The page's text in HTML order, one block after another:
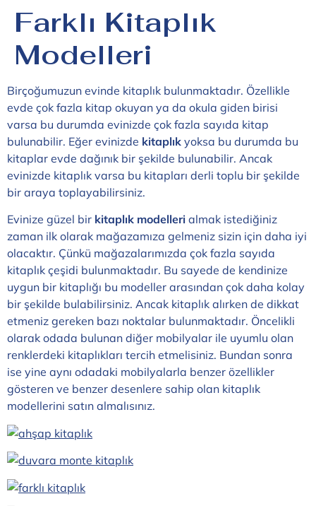
Farklı Kitaplık
Modelleri
Birçoğumuzun evinde kitaplık bulunmaktadır. Özellikle
evde çok fazla kitap okuyan ya da okula giden birisi
varsa bu durumda evinizde çok fazla sayıda kitap
bulunabilir. Eğer evinizde kitaplık yoksa bu durumda bu
kitaplar evde dağınık bir şekilde bulunabilir. Ancak
evinizde kitaplık varsa bu kitapları derli toplu bir şekilde
bir araya toplayabilirsiniz.
Evinize güzel bir kitaplık modelleri almak istediğiniz
zaman ilk olarak mağazamıza gelmeniz sizin için daha iyi
olacaktır. Çünkü mağazalarımızda çok fazla sayıda
kitaplık çeşidi bulunmaktadır. Bu sayede de kendinize
uygun bir kitaplığı bu modeller arasından çok daha kolay
bir şekilde bulabilirsiniz. Ancak kitaplık alırken de dikkat
etmeniz gereken bazı noktalar bulunmaktadır. Öncelikli
olarak odada bulunan diğer mobilyalar ile uyumlu olan
renklerdeki kitaplıkları tercih etmelisiniz. Bundan sonra
ise yine aynı odadaki mobilyalarla benzer özellikler
gösteren ve benzer desenlere sahip olan kitaplık
modellerini satın almalısınız.